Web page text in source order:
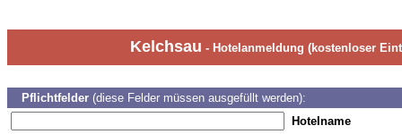
Kelchsau - Hotelanmeldung (kostenloser
Pflichtfelder (diese Felder müssen ausgefüllt werden):
Hotelname